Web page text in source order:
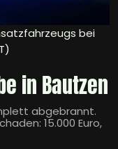
bei
in Bautzen
abgebrannt.
15.000 Euro,